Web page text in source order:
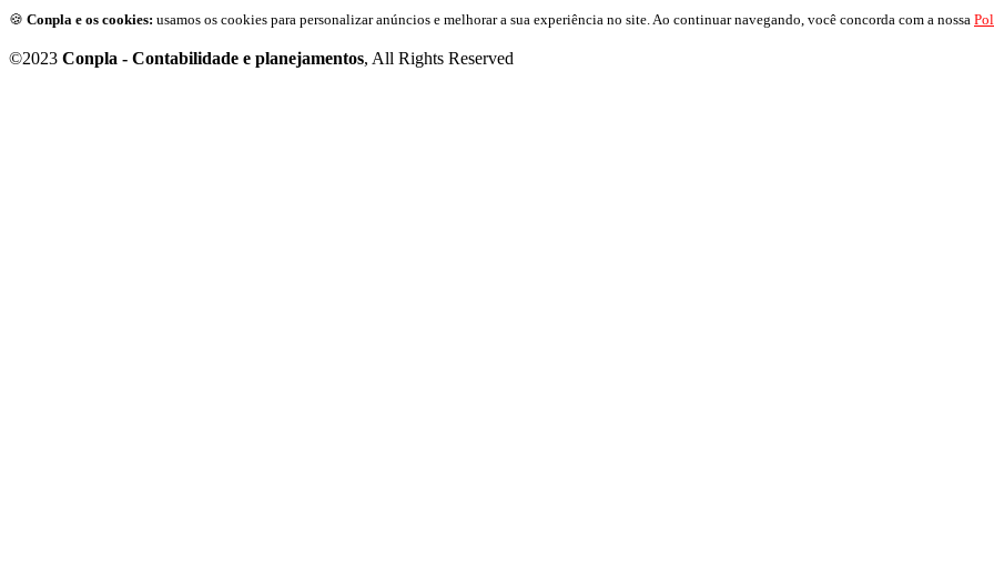
🍪 Conpla e os cookies: usamos os cookies para personalizar anúncios e melhorar a sua experiência no site. Ao continuar navegando, você concorda com a nossa
©2023 Conpla - Contabilidade e planejamentos, All Rights Reserved